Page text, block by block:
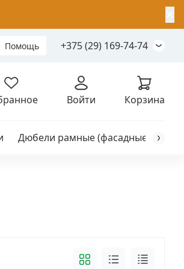
Помощь +375 (29) 169-74-74
Войти Корзина
Дюбели рамные (фасадные)